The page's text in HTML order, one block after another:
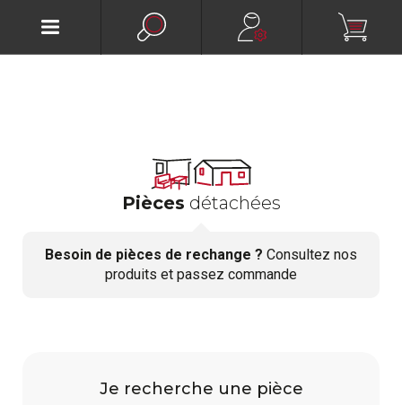
Pièces détachées
Besoin de pièces de rechange ? Consultez nos
produits et passez commande
Je recherche une pièce